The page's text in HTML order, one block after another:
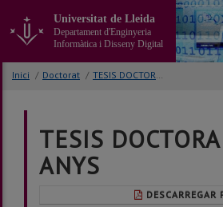
contingut
Universitat de Lleida
Departament d'Enginyeria
Informàtica i Disseny Digital
Inici / Doctorat / TESIS DOCTORALS
TESIS
ANYS
DESCARREGAR